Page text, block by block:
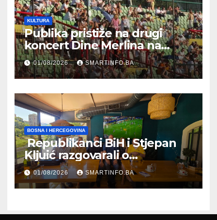
KULTURA
Publika pristiže na drugi
koncert Dine Merlina na
Koševu
01/08/2026 SMARTINFO.BA
BOSNA I HERCEGOVINA
Republikanci BiH i Stjepan
Kljuić razgovarali o
evropskom putu Bosne i
Hercegovine
01/08/2026 SMARTINFO.BA